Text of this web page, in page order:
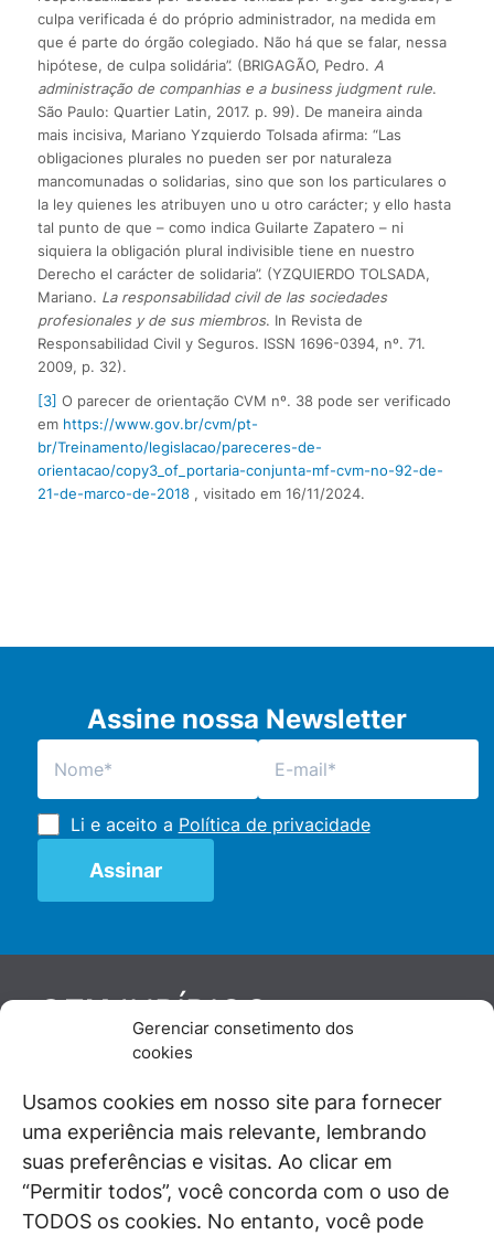
Gerenciar consetimento dos
cookies
Usamos cookies em nosso site para fornecer
uma experiência mais relevante, lembrando
suas preferências e visitas. Ao clicar em
“Permitir todos”, você concorda com o uso de
TODOS os cookies. No entanto, você pode
culpa verificada é do próprio administrador, na medida em
que é parte do órgão colegiado. Não há que se falar, nessa
hipótese, de culpa solidária”. (BRIGAGÃO, Pedro. A
administração de companhias e a business judgment rule.
São Paulo: Quartier Latin, 2017. p. 99). De maneira ainda
mais incisiva, Mariano Yzquierdo Tolsada afirma: “Las
obligaciones plurales no pueden ser por naturaleza
mancomunadas o solidarias, sino que son los particulares o
la ley quienes les atribuyen uno u otro carácter; y ello hasta
tal punto de que – como indica Guilarte Zapatero – ni
siquiera la obligación plural indivisible tiene en nuestro
Derecho el carácter de solidaria”. (YZQUIERDO TOLSADA,
Mariano. La responsabilidad civil de las sociedades
profesionales y de sus miembros. In Revista de
Responsabilidad Civil y Seguros. ISSN 1696-0394, nº. 71.
2009, p. 32).
[3] O parecer de orientação CVM nº. 38 pode ser verificado
em https://www.gov.br/cvm/pt-
br/Treinamento/legislacao/pareceres-de-
orientacao/copy3_of_portaria-conjunta-mf-cvm-no-92-de-
21-de-marco-de-2018, visitado em 16/11/2024.
Assine nossa Newsletter
Li e aceito a Política de privacidade
GENJURÍDICO
De maneira independente, os autores e
juristas e doutrinadores nacionais, se posicionam
diante de questões relevantes do cotidiano e
universo jurídico.